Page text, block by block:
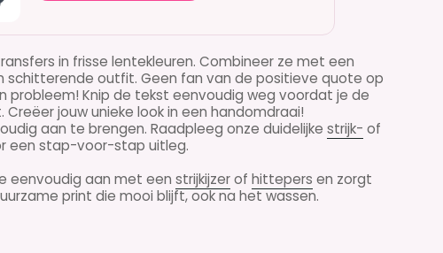
in frisse lentekleuren. Combineer ze met een
schitterende outfit. Geen fan van de positieve quote op
probleem! Knip de tekst eenvoudig weg voordat je de
jouw unieke look in een handomdraai!
aan te brengen. Raadpleeg onze duidelijke strijk- of
een stap-voor-stap uitleg.
eenvoudig aan met een strijkijzerof hittepers en zorgt
print die mooi blijft, ook na het wassen.